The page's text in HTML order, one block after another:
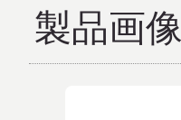
製品画像